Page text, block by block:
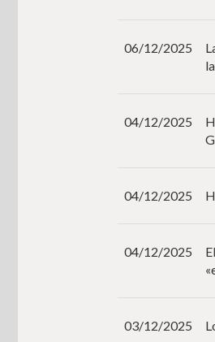
06/12/2025
04/12/2025
04/12/2025
04/12/2025
03/12/2025